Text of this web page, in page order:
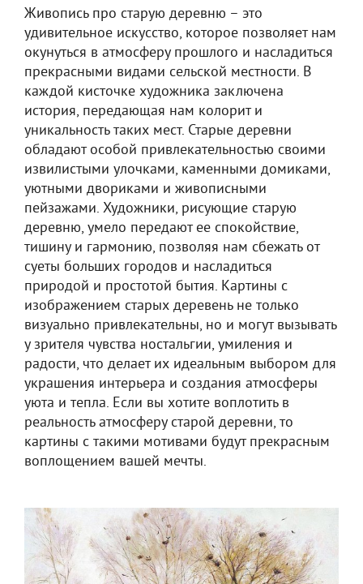
Живопись про старую деревню – это
удивительное искусство, которое позволяет нам
окунуться в атмосферу прошлого и насладиться
прекрасными видами сельской местности. В
каждой кисточке художника заключена
история, передающая нам колорит и
уникальность таких мест. Старые деревни
обладают особой привлекательностью своими
извилистыми улочками, каменными домиками,
уютными двориками и живописными
пейзажами. Художники, рисующие старую
деревню, умело передают ее спокойствие,
тишину и гармонию, позволяя нам сбежать от
суеты больших городов и насладиться
природой и простотой бытия. Картины с
изображением старых деревень не только
визуально привлекательны, но и могут вызывать
у зрителя чувства ностальгии, умиления и
радости, что делает их идеальным выбором для
украшения интерьера и создания атмосферы
уюта и тепла. Если вы хотите воплотить в
реальность атмосферу старой деревни, то
картины с такими мотивами будут прекрасным
воплощением вашей мечты.